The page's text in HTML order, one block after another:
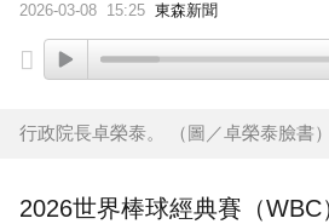
2026-03-08 15:25 東森新聞
行政院長卓榮泰。 （圖／卓榮泰臉書）
2026世界棒球經典賽（